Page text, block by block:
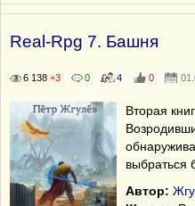
Real-Rpg 7. Башня
6 138 +3 0 4 0
Вторая
выбраться
Автор: